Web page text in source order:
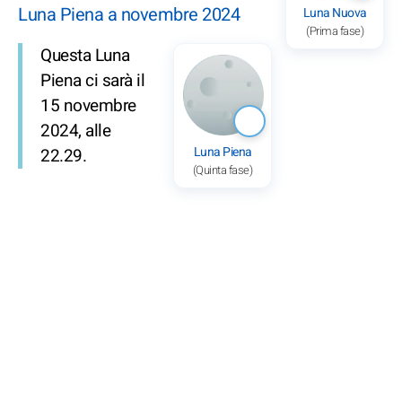
Luna Nuova
(Prima fase)
Luna Piena a novembre 2024
Luna Piena
(Quinta fase)
Questa Luna
Piena ci sarà il
15 novembre
2024, alle
22.29.